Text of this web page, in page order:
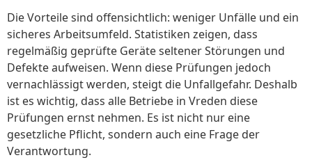
Die Vorteile sind offensichtlich: weniger Unfälle und ein
sicheres Arbeitsumfeld. Statistiken zeigen, dass
regelmäßig geprüfte Geräte seltener Störungen und
Defekte aufweisen. Wenn diese Prüfungen jedoch
vernachlässigt werden, steigt die Unfallgefahr. Deshalb
ist es wichtig, dass alle Betriebe in Vreden diese
Prüfungen ernst nehmen. Es ist nicht nur eine
gesetzliche Pflicht, sondern auch eine Frage der
Verantwortung.